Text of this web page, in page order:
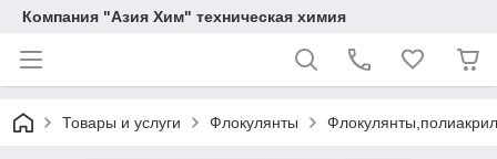
Компания "Азия Хим" техническая химия
Товары и услуги Флокулянты